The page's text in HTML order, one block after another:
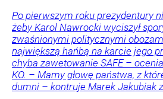
Po pierwszym roku prezydentury
żeby Karol Nawrocki wyciszył
zwaśnionymi politycznymi
największą hańbą na karcie jego
chyba zawetowanie SAFE –
KO. – Mamy głowę państwa, z
dumni – kontruje Marek Jakubiak